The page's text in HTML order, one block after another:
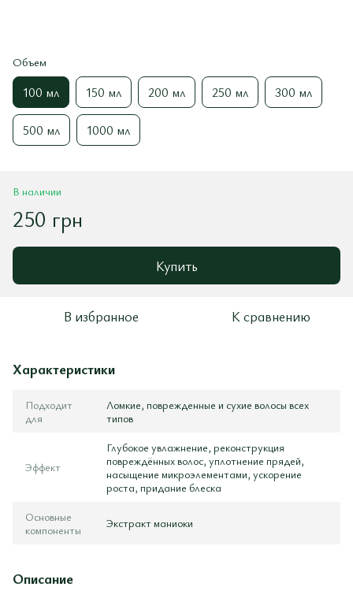
Объем
100 мл 150 мл 200 мл 250 мл 300 мл
500 мл 1000 мл
В наличии
250 грн
Купить
В избранное К сравнению
Характеристики
Подходит
для
Ломкие, поврежденные и сухие волосы всех
типов
Эффект
Глубокое увлажнение, реконструкция
повреждённых волос, уплотнение прядей,
насыщение микроэлементами, ускорение
роста, придание блеска
Основные
компоненты
Экстракт маниоки
Описание